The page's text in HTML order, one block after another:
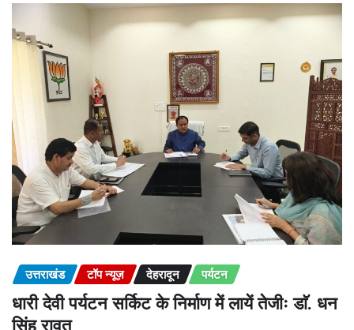
उत्तराखंड टॉप न्यूज़ देहरादून पर्यटन
धारी देवी पर्यटन सर्किट के निर्माण में लायें तेजीः डाॅ. धन
सिंह रावत